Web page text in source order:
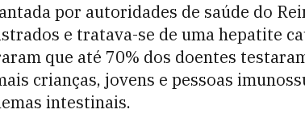
por autoridades de saúde do
e tratava-se de uma hepatite
que até 70% dos doentes
crianças, jovens e pessoas
intestinais.